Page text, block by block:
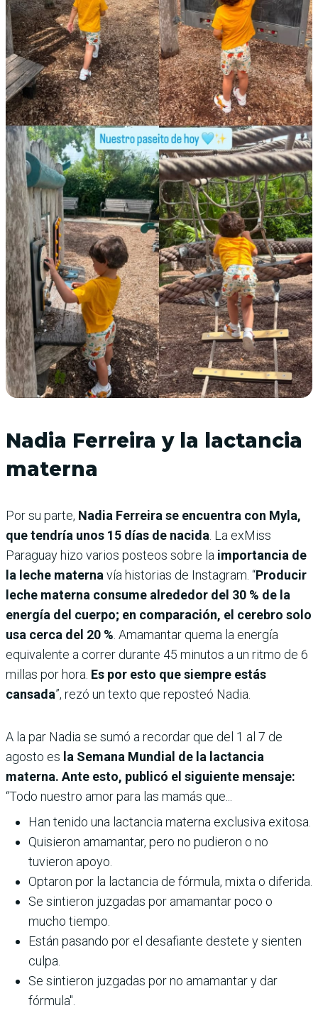
Nadia Ferreira y la lactancia
materna
Por su parte, Nadia Ferreira se encuentra con Myla,
que tendría unos 15 días de nacida. La exMiss
Paraguay hizo varios posteos sobre la importancia de
la leche maternavía historias de Instagram. “Producir
leche materna consume alrededor del 30 % de la
energía del cuerpo; en comparación, el cerebro solo
usa cerca del 20 %. Amamantar quema la energía
equivalente a correr durante 45 minutos a un ritmo de 6
millas por hora. Es por esto que siempre estás
cansada”, rezó un texto que reposteó Nadia.
A la par Nadia se sumó a recordar que del 1 al 7 de
agosto es la Semana Mundial de la lactancia
materna. Ante esto, publicó el siguiente mensaje:
“Todo nuestro amor para las mamás que...
Han tenido una lactancia materna exclusiva exitosa.
Quisieron amamantar, pero no pudieron o no
tuvieron apoyo.
Optaron por la lactancia de fórmula, mixta o diferida.
Se sintieron juzgadas por amamantar poco o
mucho tiempo.
Están pasando por el desafiante destete y sienten
culpa.
Se sintieron juzgadas por no amamantar y dar
fórmula".